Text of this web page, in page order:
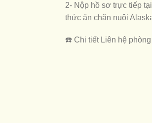
2- Nộp hồ sơ trực tiếp
thức ăn chăn nuôi
☎️ Chi tiết Liên hệ